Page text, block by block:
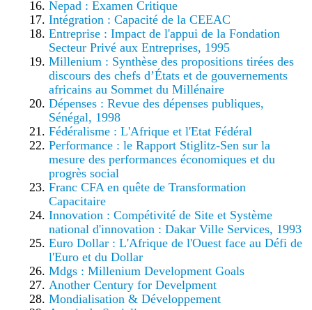
Nepad : Examen Critique
Intégration : Capacité de la CEEAC
Entreprise : Impact de l'appui de la Fondation
Secteur Privé aux Entreprises, 1995
Millenium : Synthèse des propositions tirées des
discours des chefs d’États et de gouvernements
africains au Sommet du Millénaire
Dépenses : Revue des dépenses publiques,
Sénégal, 1998
Fédéralisme : L'Afrique et l'Etat Fédéral
Performance : le Rapport Stiglitz-Sen sur la
mesure des performances économiques et du
progrès social
Franc CFA en quête de Transformation
Capacitaire
Innovation : Compétivité de Site et Système
national d'innovation : Dakar Ville Services, 1993
Euro Dollar : L'Afrique de l'Ouest face au Défi de
l'Euro et du Dollar
Mdgs : Millenium Development Goals
Another Century for Develpment
Mondialisation & Développement